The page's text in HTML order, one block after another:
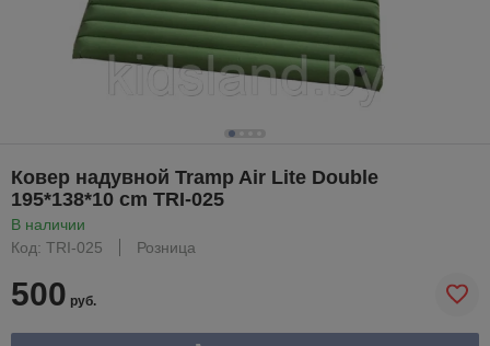
Ковер надувной Tramp Air Lite Double
195*138*10 сm TRI-025
В наличии
Код: TRI-025
Розница
500 руб.